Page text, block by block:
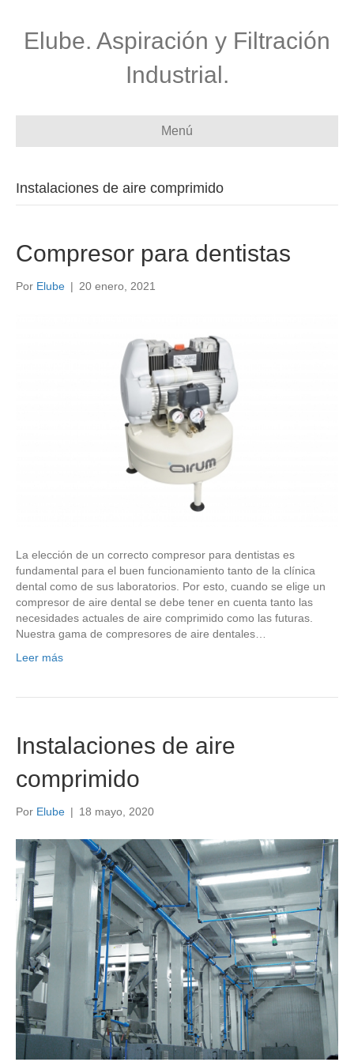
Elube. Aspiración y Filtración
Industrial.
Menú
Instalaciones de aire comprimido
Compresor para dentistas
Por Elube | 20 enero, 2021
La elección de un correcto compresor para dentistas es
fundamental para el buen funcionamiento tanto de la clínica
dental como de sus laboratorios. Por esto, cuando se elige un
compresor de aire dental se debe tener en cuenta tanto las
necesidades actuales de aire comprimido como las futuras.
Nuestra gama de compresores de aire dentales…
Leer más
Instalaciones de aire
comprimido
Por Elube | 18 mayo, 2020